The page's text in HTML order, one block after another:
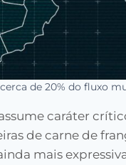
de 20% do fluxo
caráter
de carne de
mais